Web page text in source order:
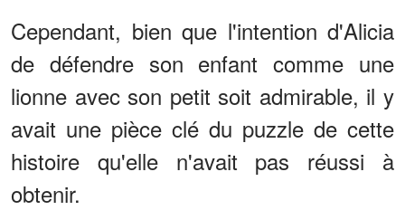
Cependant, bien que l'intention d'Alicia
de défendre son enfant comme une
lionne avec son petit soit admirable, il y
avait une pièce clé du puzzle de cette
histoire qu'elle n'avait pas réussi à
obtenir.